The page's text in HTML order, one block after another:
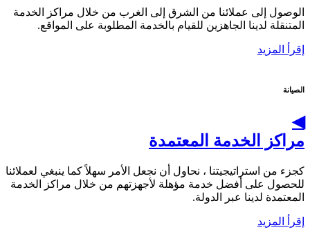
الوصول إلى عملائنا من الشرق إلى الغرب من خلال مراكز الخدمة
المتنقلة لدينا الجاهزين للقيام بالخدمة المطلوبة على المواقع.
إقرأ المزيد
الصيانة
◀
مراكز الخدمة المعتمدة
كجزء من استراتيجيتنا ، نحاول أن نجعل الأمر سهلاً كما ينبغي لعملائنا
للحصول على أفضل خدمة مؤهلة لأجهزتهم من خلال مراكز الخدمة
المعتمدة لدينا عبر الدولة.
إقرأ المزيد